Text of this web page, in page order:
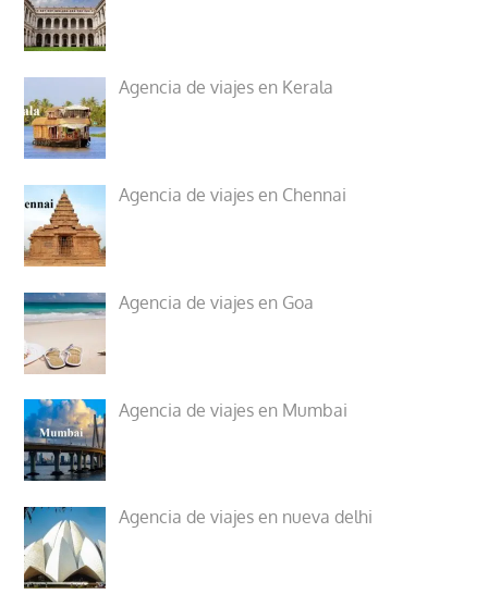
Agencia de viajes en Kerala
Agencia de viajes en Chennai
Agencia de viajes en Goa
Agencia de viajes en Mumbai
Agencia de viajes en nueva delhi